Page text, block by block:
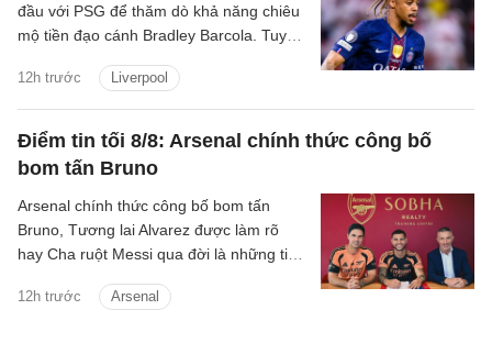
12h trước Liverpool
đầu với PSG để thăm dò khả năng chiêu
mộ tiền đạo cánh Bradley Barcola. Tuy
hai CLB đang là trở ngại lớn đối với
thương vụ này.
Điểm tin tối 8/8: Arsenal chính thức công bố
bom tấn Bruno
12h trước Arsenal
Arsenal chính thức công bố bom tấn
Bruno, Tương lai Alvarez được làm rõ
hay Cha ruột Messi qua đời là những tin